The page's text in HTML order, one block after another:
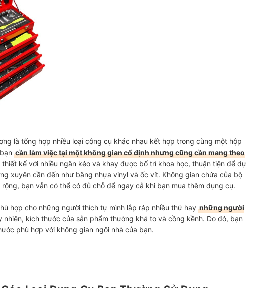
là tổng hợp nhiều loại công cụ khác nhau kết hợp trong cùng một hộp
cần làm việc tại một không gian cố định nhưng cũng cần mang theo
thiết kế với nhiều ngăn kéo và khay được bố trí khoa học, thuận tiện để dự
xuyên cần đến như băng nhựa vinyl và ốc vít. Không gian chứa của bộ
bạn vẫn có thể có đủ chỗ để ngay cả khi bạn mua thêm dụng cụ.
hợp cho những người thích tự mình lắp ráp nhiều thứ hay những người
nhiên, kích thước của sản phẩm thường khá to và cồng kềnh. Do đó, bạn
phù hợp với không gian ngôi nhà của bạn.